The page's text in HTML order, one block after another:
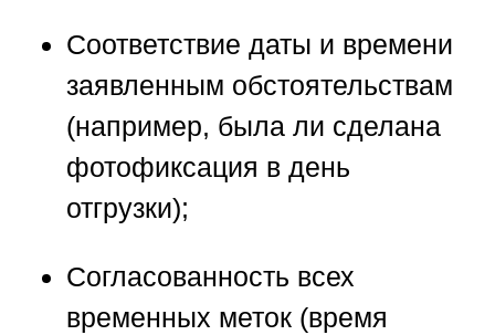
Соответствие даты и времени
заявленным обстоятельствам
(например, была ли сделана
фотофиксация в день
отгрузки);
Согласованность всех
временных меток (время